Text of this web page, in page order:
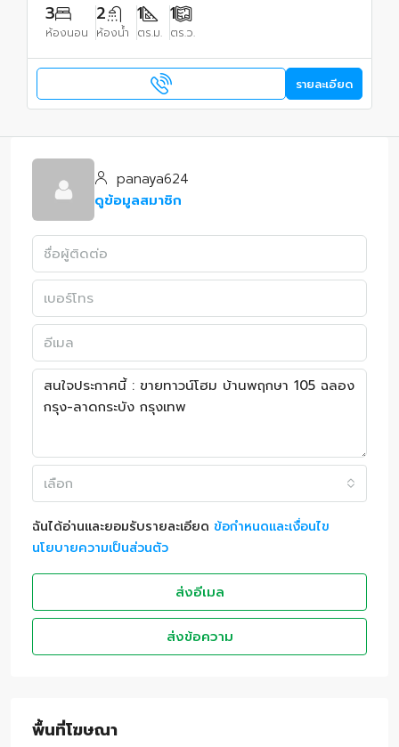
3
ห้องนอน
2
ห้องน้ำ
1
ตร.ม.
1
ตร.ว.
รายละเอียด
panaya624
ดูข้อมูลสมาชิก
เลือก
ฉันได้อ่านและยอมรับรายละเอียด ข้อกำหนดและเงื่อนไข
นโยบายความเป็นส่วนตัว
ส่งอีเมล
ส่งข้อความ
พื้นที่โฆษณา